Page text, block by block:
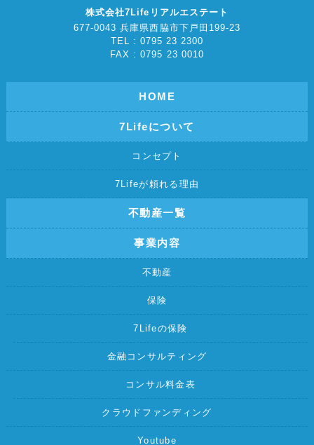
株式会社7Lifeリアルエステート
677-0043 兵庫県西脇市下戸田199-23
TEL : 0795 23 2300
FAX : 0795 23 0010
HOME
7Lifeについて
コンセプト
7Lifeが頼れる理由
不動産一覧
事業内容
不動産
保険
7Lifeの保険
金融コンサルティング
コンサル料金表
クラウドファンディング
Youtube